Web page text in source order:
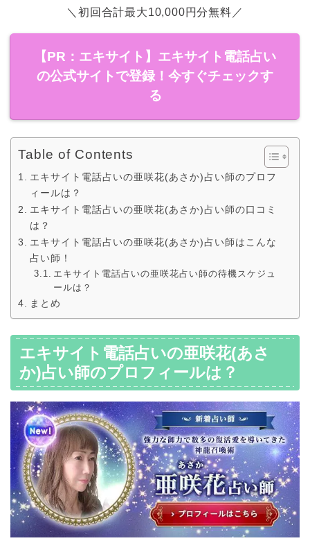
＼初回合計最大10,000円分無料／
【PR：エキサイト】エキサイト電話占い
の公式サイトで登録！今すぐチェックす
る
Table of Contents
エキサイト電話占いの亜咲花(あさか)占い師のプロフ
ィールは？
エキサイト電話占いの亜咲花(あさか)占い師の口コミ
は？
エキサイト電話占いの亜咲花(あさか)占い師はこんな
占い師！
エキサイト電話占いの亜咲花占い師の待機スケジュ
ールは？
まとめ
エキサイト電話占いの亜咲花(あさ
か)占い師のプロフィールは？